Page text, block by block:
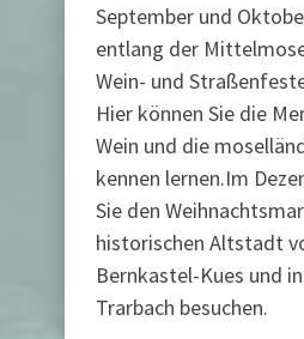
September und
entlang der
Wein- und
Hier können Sie die
Wein und die
kennen lernen.Im
Sie den
historischen Altstadt
Bernkastel-Kues und
Trarbach besuchen.